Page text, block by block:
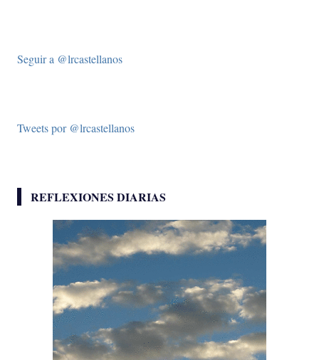
Seguir a @lrcastellanos
Tweets por @lrcastellanos
REFLEXIONES DIARIAS